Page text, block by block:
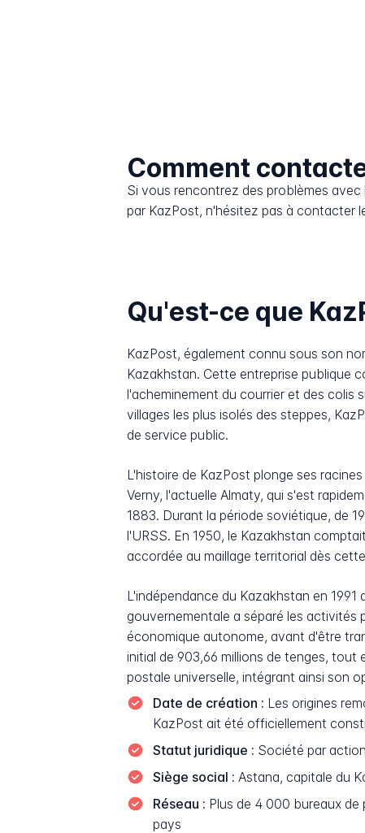
Comment
Si vous rencontrez des problèmes avec
par KazPost, n'hésitez pas à contacter
Qu'est-ce que
KazPost, également connu sous son
Kazakhstan. Cette entreprise publique
l'acheminement du courrier et des colis
villages les plus isolés des steppes,
de service public.
L'histoire de KazPost plonge ses
Verny, l'actuelle Almaty, qui s'est
1883. Durant la période soviétique, de
l'URSS. En 1950, le Kazakhstan
accordée au maillage territorial dès
L'indépendance du Kazakhstan en
gouvernementale a séparé les
économique autonome, avant d'être
initial de 903,66 millions de tenges,
postale universelle, intégrant ainsi son
Date de création : Les origines
KazPost ait été officiellement
Statut juridique : Société par
Siège social : Astana, capitale du
Réseau : Plus de 4 000 bureaux
pays